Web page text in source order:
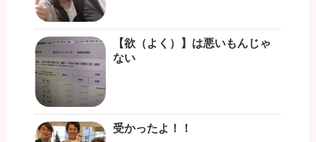
【欲（よく）】は悪いもんじゃ
ない
受かったよ！！